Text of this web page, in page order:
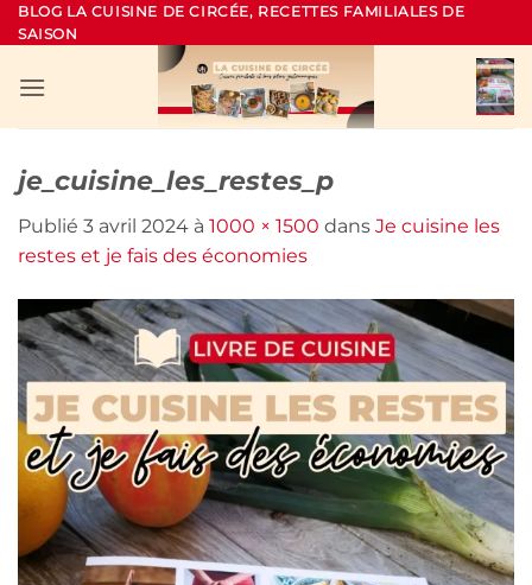
Passer
au
BLOG LA CUISINE DE CIRCÉE, RECETTES FAMILIALES DE
SAISON
je_cuisine_les_restes_p
Publié 3 avril 2024 à 1000 × 1500 dans Je cuisine les
restes et je fais des économies